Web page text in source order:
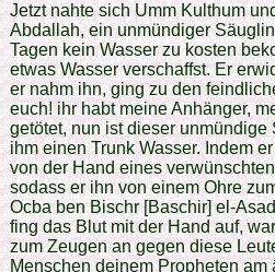
Jetzt nahte sich Umm Kulthum
Abdallah, ein unmündiger
Tagen kein Wasser zu kosten
etwas Wasser verschaffst. Er
er nahm ihn, ging zu den
euch! ihr habt meine Anhänger,
getötet, nun ist dieser
ihm einen Trunk Wasser. Indem
von der Hand eines
sodass er ihn von einem Ohre
Ocba ben Bischr [Baschir] el-
fing das Blut mit der Hand auf,
zum Zeugen an gegen diese
Menschen deinem Propheten